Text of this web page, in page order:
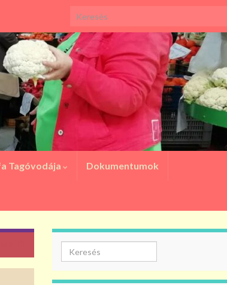
Search for:
Tagóvodája Dokumentumok
Search for: